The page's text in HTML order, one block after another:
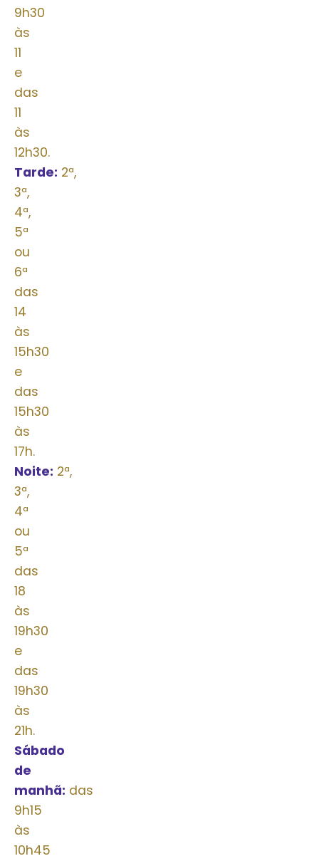
9h30
às
11
e
das
11
às
12h30.
Tarde: 2ª,
3ª,
4ª,
5ª
ou
6ª
das
14
às
15h30
e
das
15h30
às
17h.
Noite: 2ª,
3ª,
4ª
ou
5ª
das
18
às
19h30
e
das
19h30
às
21h.
Sábado
de
manhã: das
9h15
às
10h45